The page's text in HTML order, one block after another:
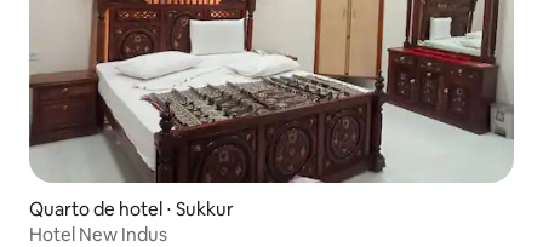
Quarto de hotel ⋅ Sukkur
Hotel New Indus